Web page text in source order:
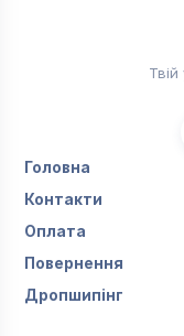
Головна
Контакти
Оплата
Повернення
Дропшипінг